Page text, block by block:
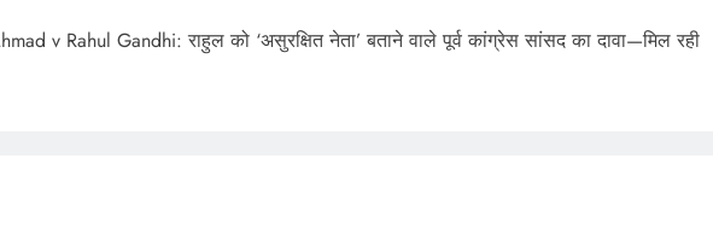
v Rahul Gandhi: राहुल को ‘असुरक्षित नेता’ बताने वाले पूर्व कांग्रेस सांसद का दावा—मिल रही